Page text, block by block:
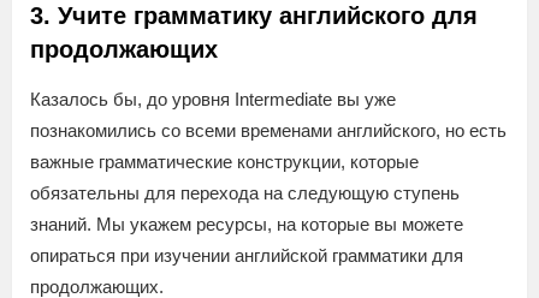
3. Учите грамматику английского для
продолжающих
Казалось бы, до уровня Intermediate вы уже
познакомились со всеми временами английского, но есть
важные грамматические конструкции, которые
обязательны для перехода на следующую ступень
знаний. Мы укажем ресурсы, на которые вы можете
опираться при изучении английской грамматики для
продолжающих.